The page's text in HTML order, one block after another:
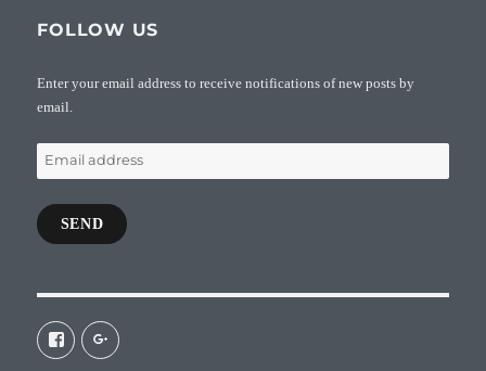
FOLLOW US
Enter your email address to receive notifications of new posts by
email.
Email
address
SEND
View
galaxiepasteur’s
profile
View
112462204827863790232’s